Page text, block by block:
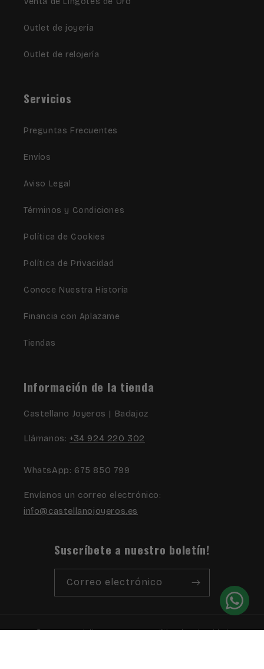
Outlet de joyería
Outlet de relojería
Servicios
Preguntas Frecuentes
Envíos
Aviso Legal
Términos y Condiciones
Política de Cookies
Política de Privacidad
Conoce Nuestra Historia
Financia con Aplazame
Tiendas
Información de la tienda
Castellano Joyeros | Badajoz
Llámanos: +34 924 220 302
WhatsApp: 675 850 799
Envíanos un correo electrónico:
info@castellanojoyeros.es
Suscríbete a nuestro boletín!
Correo electrónico
© 2026,Castellano Joyeros Política de privacidad